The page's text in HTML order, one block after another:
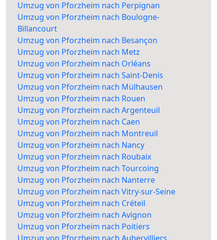
Umzug von Pforzheim nach Perpignan
Umzug von Pforzheim nach Boulogne-
Billancourt
Umzug von Pforzheim nach Besançon
Umzug von Pforzheim nach Metz
Umzug von Pforzheim nach Orléans
Umzug von Pforzheim nach Saint-Denis
Umzug von Pforzheim nach Mülhausen
Umzug von Pforzheim nach Rouen
Umzug von Pforzheim nach Argenteuil
Umzug von Pforzheim nach Caen
Umzug von Pforzheim nach Montreuil
Umzug von Pforzheim nach Nancy
Umzug von Pforzheim nach Roubaix
Umzug von Pforzheim nach Tourcoing
Umzug von Pforzheim nach Nanterre
Umzug von Pforzheim nach Vitry-sur-Seine
Umzug von Pforzheim nach Créteil
Umzug von Pforzheim nach Avignon
Umzug von Pforzheim nach Poitiers